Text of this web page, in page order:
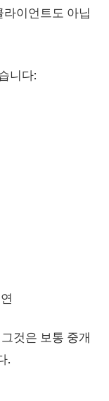
이언트도 아닙
니다:
것은 보통 중개
.